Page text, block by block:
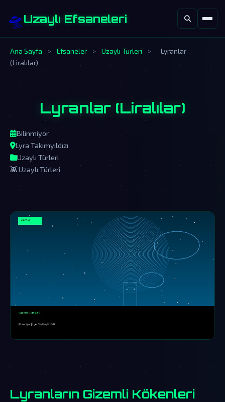
🛸Uzaylı Efsaneleri
Ana Sayfa > Efsaneler > Uzaylı Türleri >
Lyranlar
(Liralılar)
Lyranlar (Liralılar)
Bilinmiyor
Lyra Takımyıldızı
Uzaylı Türleri
👾 Uzaylı Türleri
Lyranların Gizemli Kökenleri